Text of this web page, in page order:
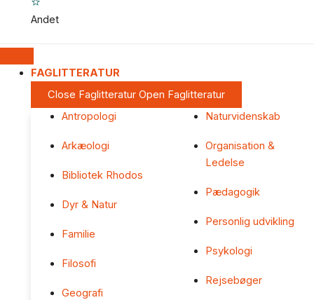
Andet
FAGLITTERATUR
Close Faglitteratur Open Faglitteratur
Antropologi
Arkæologi
Bibliotek Rhodos
Dyr & Natur
Familie
Filosofi
Geografi
Naturvidenskab
Organisation &
Ledelse
Pædagogik
Personlig udvikling
Psykologi
Rejsebøger